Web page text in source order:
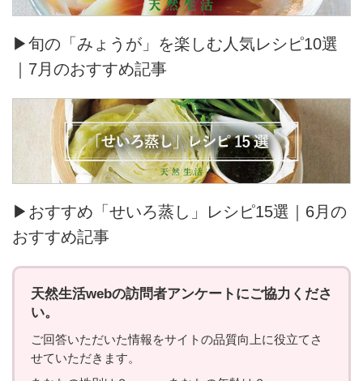
▶旬の「みょうが」を楽しむ人気レシピ10選
｜7月のおすすめ記事
▶おすすめ「せいろ蒸し」レシピ15選｜6月の
おすすめ記事